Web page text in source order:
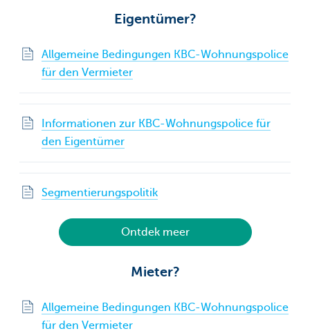
Eigentümer?
Allgemeine Bedingungen KBC-Wohnungspolice
für den Vermieter
Informationen zur KBC-Wohnungspolice für
den Eigentümer
Segmentierungspolitik
Ontdek meer
Mieter?
Allgemeine Bedingungen KBC-Wohnungspolice
für den Vermieter